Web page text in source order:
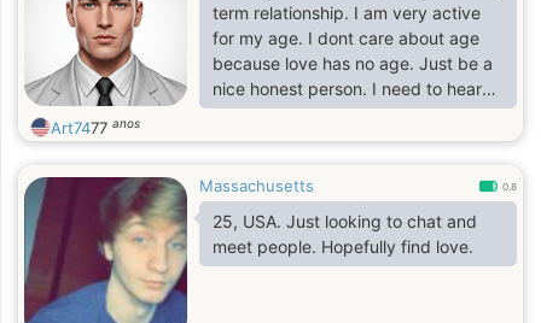
term relationship. I am very active
for my age. I dont care about age
because love has no age. Just be a
nice honest person. I need to hear
some music every day to be happy.
Also a walk or bike ride. HaHaHa.
Art7477 anos
Massachusetts 0.8
25, USA. Just looking to chat and
meet people. Hopefully find love.